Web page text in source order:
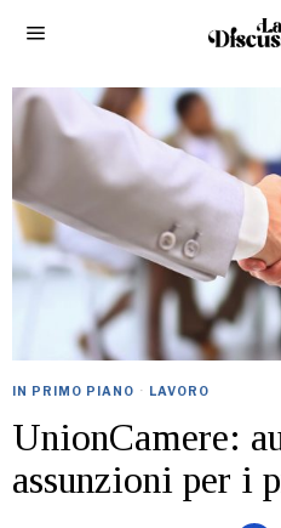
IN PRIMO PIANO · LAVORO
UnionCamere:
assunzioni per i